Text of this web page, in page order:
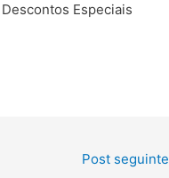
Especiais
Post seguinte